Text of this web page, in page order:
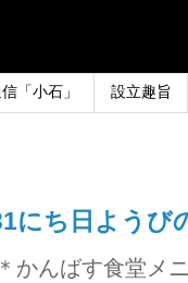
「小石」 設立趣旨
にち日ようび
かんばす食堂メ